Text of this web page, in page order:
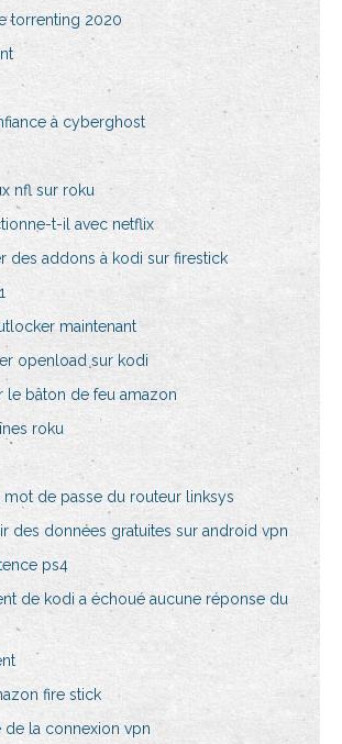
torrenting 2020
à cyberghost
nfl sur roku
t-il avec netflix
des addons à kodi sur firestick
maintenant
openload sur kodi
le bâton de feu amazon
roku
mot de passe du routeur linksys
des données gratuites sur android vpn
ps4
de kodi a échoué aucune réponse du
fire stick
de la connexion vpn